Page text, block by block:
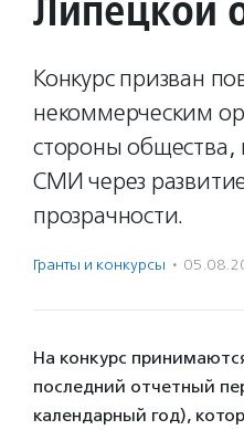
Конкурс призван
некоммерческим
стороны общества,
СМИ через
прозрачности.
Гранты и конкурсы ·
На конкурс
последний отчетный
календарный год),